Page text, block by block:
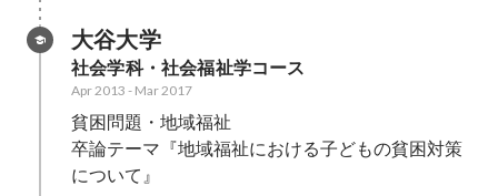
大谷大学
社会学科・社会福祉学コース
Apr 2013 - Mar 2017
貧困問題・地域福祉
卒論テーマ『地域福祉における子どもの貧困対策
について』